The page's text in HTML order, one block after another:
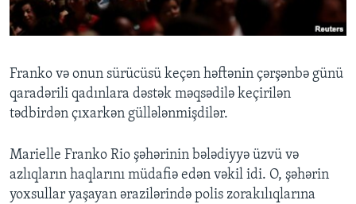
Franko və onun sürücüsü keçən həftənin çərşənbə günü
qaradərili qadınlara dəstək məqsədilə keçirilən
tədbirdən çıxarkən güllələnmişdilər.
Marielle Franko Rio şəhərinin bələdiyyə üzvü və
azlıqların haqlarını müdafiə edən vəkil idi. O, şəhərin
yoxsullar yaşayan ərazilərində polis zorakılıqlarına